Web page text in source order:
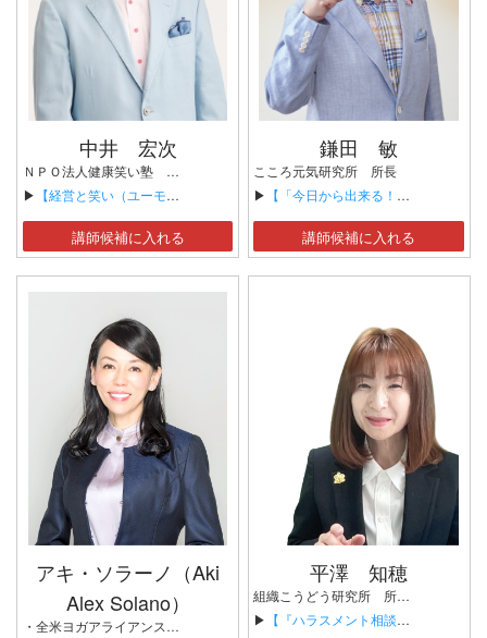
中井 宏次
ＮＰＯ法人健康笑い塾 主宰 薬剤師・日本笑い学会理事・日本産業ストレス学会元理事 岡山大学非常勤講師「『人間学講座』担当
▶ 【経営と笑い（ユーモア）】
講師候補に入れる
鎌田 敏
こころ元気研究所 所長
▶ 【「今日から出来る！心理的安全性を高める仕事術」～アップデートしていく人や組織～】
講師候補に入れる
アキ・ソラーノ（Aki
Alex Solano）
・全米ヨガアライアンス協会認定最高師範（E-RYT500・世界最高峰ヨガ師範） ・西洋と東洋の知見を統合化【ディープマインドフルネス®️ヨガ】創始者 ・ハワイ生まれの【プラーナチャクラヨガ®️】創始者 ・ディープマインドフルネス開発者 ・ヨガ ヒーラー アカデミー ハワイ校長/オーナー（ハワイ州登録） ・一般社団法人ディープマインドフルネス脳科学協会 会長 ・Terra Hawaii Consulting LLC CEO（本社ハワイ州） ・「症状別3分ヨガレッスン」著者（ネコパブリッシング社） ・一般社団法人国連P.R.I.D.E日本 理事 ・米国医師団公認協会認定 国際アンチエイジング栄養コンサルタント（ニューヨーク州公認IAANAが認定する公式登録国際称号） ・ディープマインドフルネス・コーチ
平澤 知穂
組織こうどう研究所 所長 リーダーシップ開発研修講師 ハラスメント相談対応スキル研修講師
▶ 【『ハラスメント相談対応のポイントとスキル』研修】